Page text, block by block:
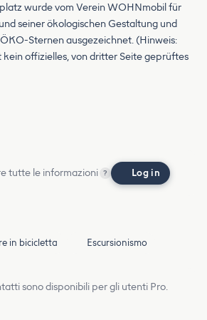
wurde vom Verein WOHNmobil für
seiner ökologischen Gestaltung und
Sternen ausgezeichnet. (Hinweis:
kein offizielles, von dritter Seite geprüftes
tutte le informazioni ? Log in
in bicicletta Escursionismo
sono disponibili per gli utenti Pro.